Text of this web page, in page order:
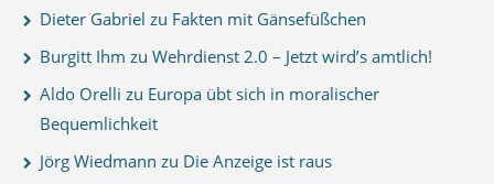
Dieter Gabriel zu Fakten mit Gänsefüßchen
Burgitt Ihm zu Wehrdienst 2.0 – Jetzt wird’s amtlich!
Aldo Orelli zu Europa übt sich in moralischer
Bequemlichkeit
Jörg Wiedmann zu Die Anzeige ist raus